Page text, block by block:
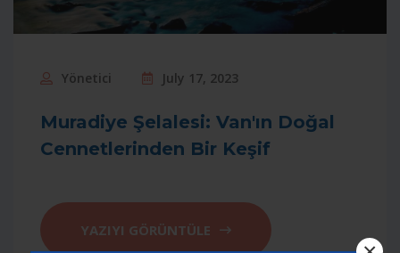
Yönetici July 17, 2023
Muradiye Şelalesi: Van'ın Doğal
Cennetlerinden Bir Keşif
YAZIYI GÖRÜNTÜLE